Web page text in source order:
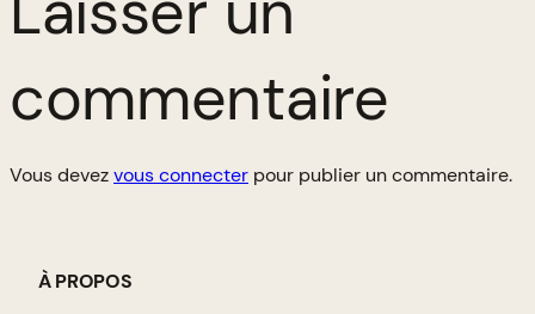
commentaire
Vous devezvous connecter pour publier un commentaire.
À PROPOS